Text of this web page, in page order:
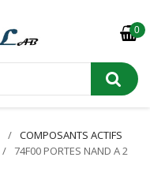
0
COMPOSANTS ACTIFS
74F00 PORTES NAND A 2